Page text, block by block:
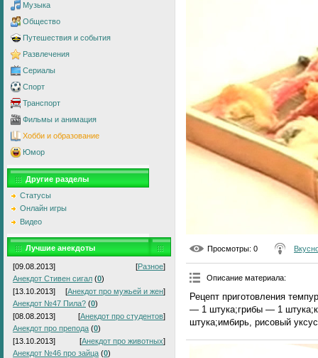
Музыка
Общество
Путешествия и события
Развлечения
Сериалы
Спорт
Транспорт
Фильмы и анимация
Хобби и образование
Юмор
Другие разделы
Статусы
Онлайн игры
Видео
Лучшие анекдоты
[09.08.2013] [Разное]
Анекдот Стивен сигал (0)
[13.10.2013]
[Анекдот про мужьей и жен]
Анекдот №47 Пила? (0)
[08.08.2013]
[Анекдот про студентов]
Анекдот про препода (0)
[13.10.2013]
[Анекдот про животных]
Анекдот №46 про зайца (0)
Просмотры: 0
Описание материала:
Рецепт приготовления
— 1 штука;грибы — 1
штука;имбирь, рисовый